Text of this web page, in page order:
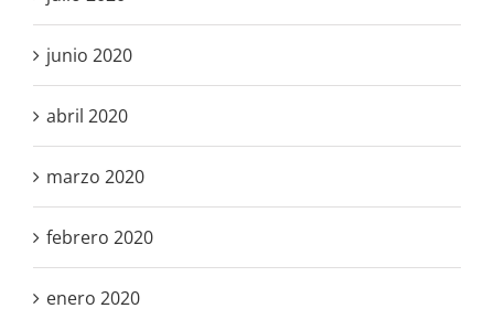
junio 2020
abril 2020
marzo 2020
febrero 2020
enero 2020